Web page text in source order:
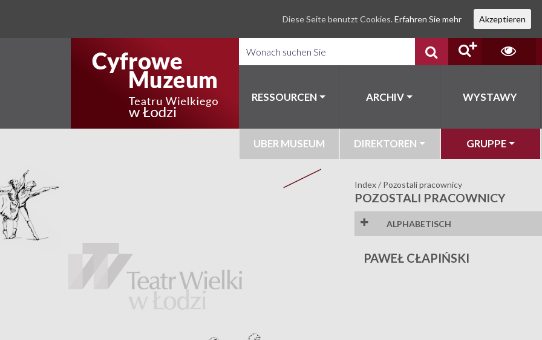
RESSOURCEN ARCHIV
UBER MUSEUM DIREKTOREN GRUPPE
WYSTAWY
Index/ Pozostali pracownicy
POZOSTALI PRACOWNICY
ALPHABETISCH
PAWEŁ CŁAPIŃSKI
Diese Seite benutzt Cookies. Erfahren Sie mehr Akzeptieren